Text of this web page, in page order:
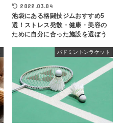
2022.03.04
池袋にある格闘技ジムおすすめ5
選！ストレス発散・健康・美容の
ために自分に合った施設を選ぼう
バドミントンラケット